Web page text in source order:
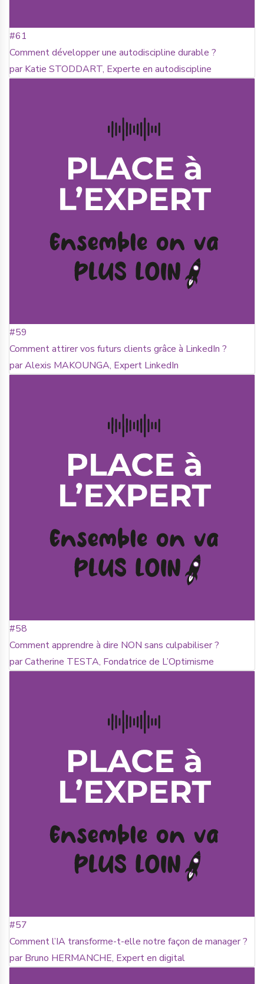
#61
Comment développer une autodiscipline durable ?
par Katie STODDART, Experte en autodiscipline
#59
Comment attirer vos futurs clients grâce à LinkedIn ?
par Alexis MAKOUNGA, Expert LinkedIn
#58
Comment apprendre à dire NON sans culpabiliser ?
par Catherine TESTA, Fondatrice de L’Optimisme
#57
Comment l’IA transforme-t-elle notre façon de manager ?
par Bruno HERMANCHE, Expert en digital